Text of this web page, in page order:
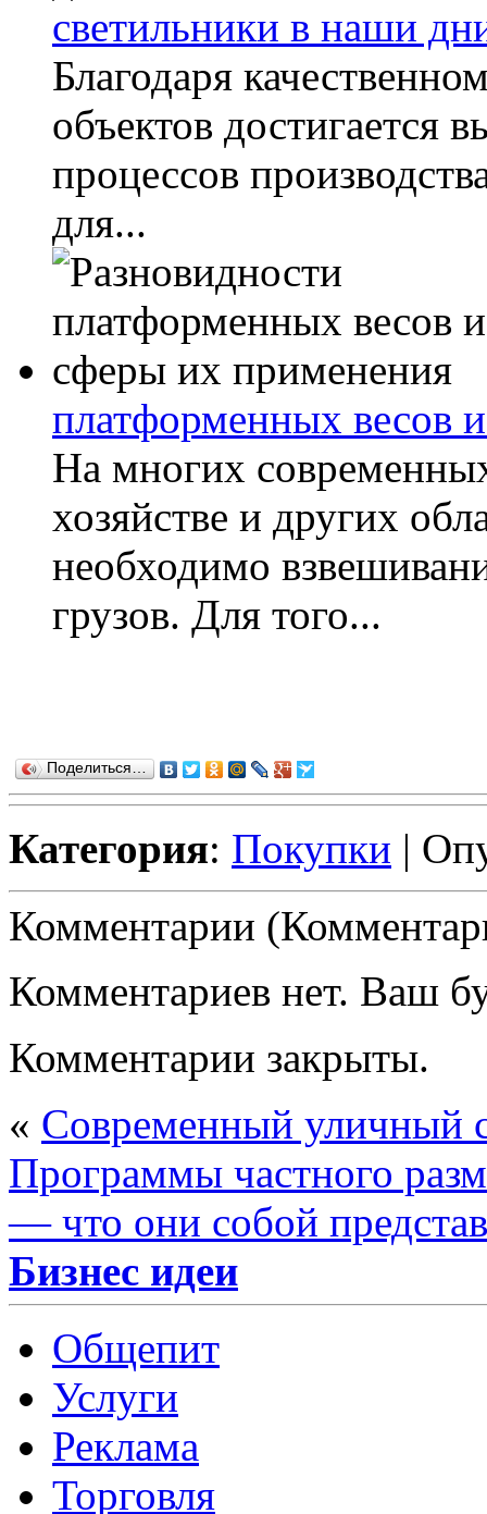
светильники в наши
Благодаря
объектов достигается
процессов
для...
платформенных весов
На многих
хозяйстве и других
необходимо
грузов. Для того...
Поделиться…
Категория: Покупки |
Комментарии
Комментариев нет. Ваш
Комментарии закрыты.
« Современный уличный
Программы частного
— что они собой
Бизнес идеи
Общепит
Услуги
Реклама
Торговля